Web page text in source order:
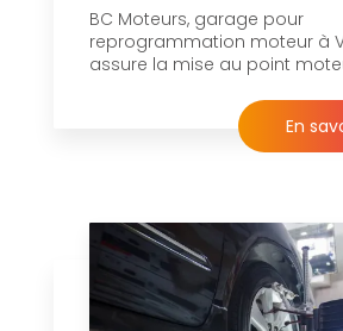
BC Moteurs, garage pour
reprogrammation moteur à
assure la mise au point
En